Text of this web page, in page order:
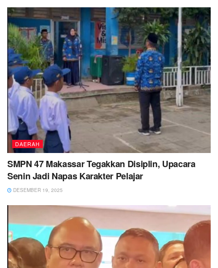
DAERAH
SMPN 47 Makassar Tegakkan Disiplin, Upacara
Senin Jadi Napas Karakter Pelajar
DESEMBER 19, 2025